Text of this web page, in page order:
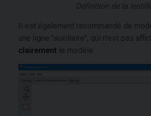
Définition de la
Il est également recommandé de
une ligne "auxiliaire", qui n'est pas
clairement le modèle.